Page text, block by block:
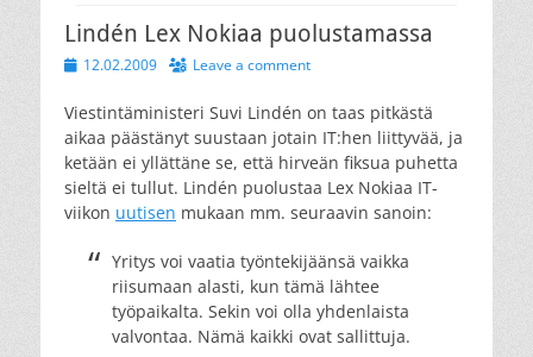
Lindén Lex Nokiaa puolustamassa
Posted12.02.2009 Leave a comment
Viestintäministeri Suvi Lindén on taas pitkästä
aikaa päästänyt suustaan jotain IT:hen liittyvää, ja
ketään ei yllättäne se, että hirveän fiksua puhetta
sieltä ei tullut. Lindén puolustaa Lex Nokiaa IT-
viikon uutisen mukaan mm. seuraavin sanoin:
Yritys voi vaatia työntekijäänsä vaikka
riisumaan alasti, kun tämä lähtee
työpaikalta. Sekin voi olla yhdenlaista
valvontaa. Nämä kaikki ovat sallittuja.